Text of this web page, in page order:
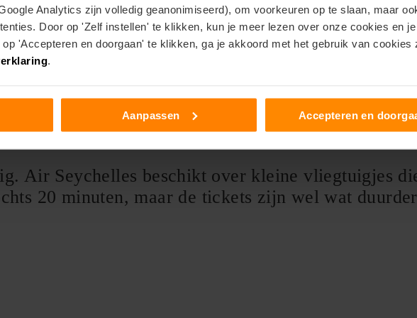
Analytics zijn volledig geanonimiseerd), om voorkeuren op te slaan, maar
Door op 'Zelf instellen' te klikken, kun je meer lezen over onze cookies en je
'Accepteren en doorgaan' te klikken, ga je akkoord met het gebruik van cookies
.
Aanpassen Accepteren en
voor de juiste medicatie. De zee kan behoorlijk
ging het ons wel goed af!
Air Seychelles beschikt over kleine vliegtuigjes
20 minuten, maar de tickets zijn wel wat